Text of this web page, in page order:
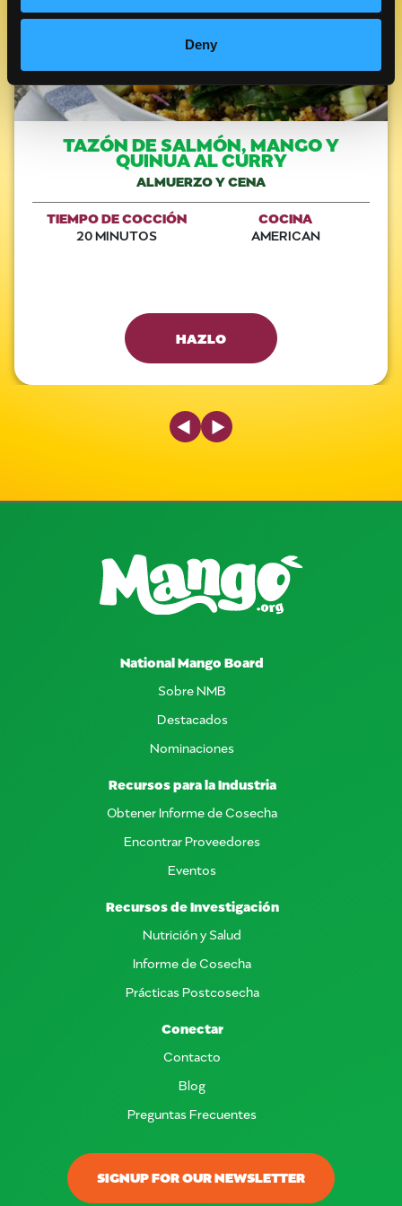
Deny
TAZÓN DE SALMÓN, MANGO Y
QUINUA AL CURRY
ALMUERZO Y CENA
TIEMPO DE COCCIÓN
20 MINUTOS
COCINA
AMERICAN
HAZLO
Previous Slide
Next Slide
SIGNUP FOR OUR NEWSLETTER
National Mango Board
Sobre NMB
Destacados
Nominaciones
Recursos para la Industria
Obtener Informe de Cosecha
Encontrar Proveedores
Eventos
Recursos de Investigación
Nutrición y Salud
Informe de Cosecha
Prácticas Postcosecha
Conectar
Contacto
Blog
Preguntas Frecuentes